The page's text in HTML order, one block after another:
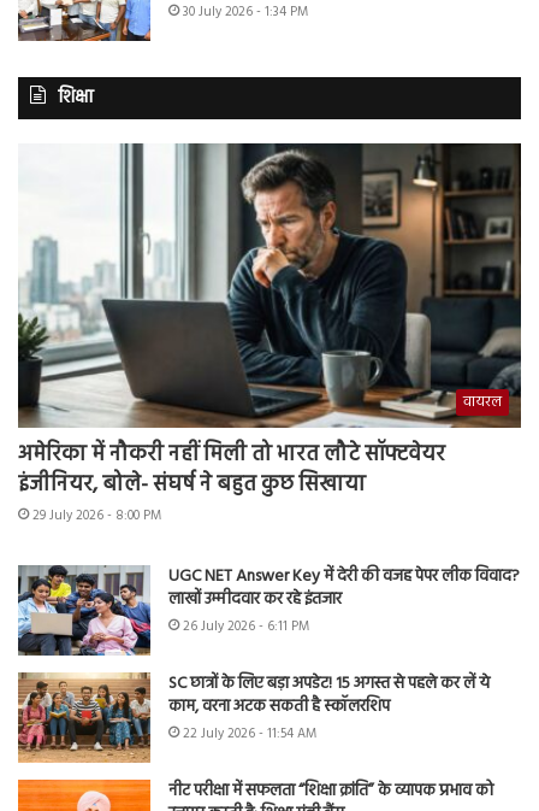
30 July 2026 - 1:34 PM
शिक्षा
वायरल
अमेरिका में नौकरी नहीं मिली तो भारत लौटे सॉफ्टवेयर
इंजीनियर, बोले- संघर्ष ने बहुत कुछ सिखाया
29 July 2026 - 8:00 PM
UGC NET Answer Key में देरी की वजह पेपर लीक विवाद?
लाखों उम्मीदवार कर रहे इंतजार
26 July 2026 - 6:11 PM
SC छात्रों के लिए बड़ा अपडेट! 15 अगस्त से पहले कर लें ये
काम, वरना अटक सकती है स्कॉलरशिप
22 July 2026 - 11:54 AM
नीट परीक्षा में सफलता “शिक्षा क्रांति” के व्यापक प्रभाव को